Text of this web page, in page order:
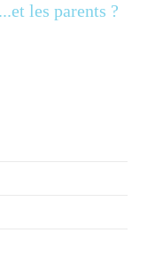
les parents ?